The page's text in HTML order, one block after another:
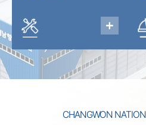
CHANGWON